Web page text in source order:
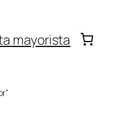
mayorista